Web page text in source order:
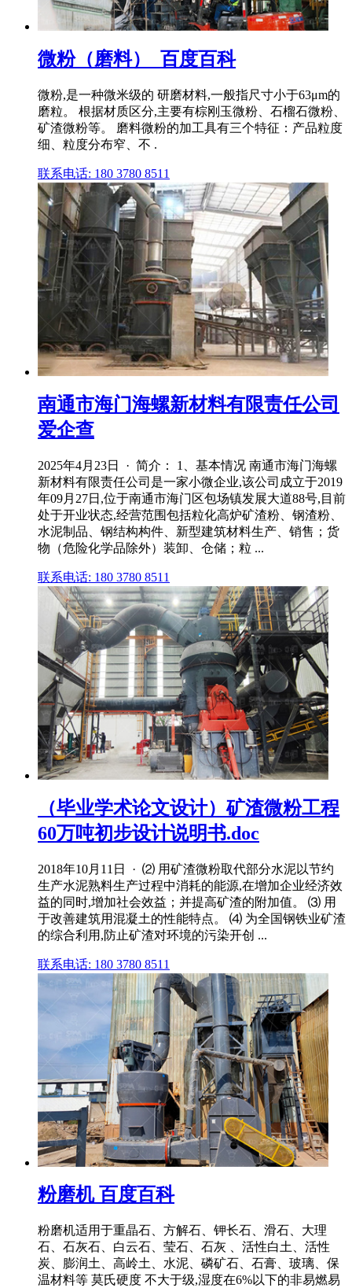
微粉（磨料）_百度百科
微粉,是一种微米级的 研磨材料,一般指尺寸小于63μm的
磨粒。 根据材质区分,主要有棕刚玉微粉、石榴石微粉、
矿渣微粉等。 磨料微粉的加工具有三个特征：产品粒度
细、粒度分布窄、不 .
联系电话: 180 3780 8511
南通市海门海螺新材料有限责任公司
爱企查
2025年4月23日 · 简介： 1、基本情况 南通市海门海螺
新材料有限责任公司是一家小微企业,该公司成立于2019
年09月27日,位于南通市海门区包场镇发展大道88号,目前
处于开业状态,经营范围包括粒化高炉矿渣粉、钢渣粉、
水泥制品、钢结构构件、新型建筑材料生产、销售；货
物（危险化学品除外）装卸、仓储；粒 ...
联系电话: 180 3780 8511
（毕业学术论文设计）矿渣微粉工程
60万吨初步设计说明书.doc
2018年10月11日 · ⑵ 用矿渣微粉取代部分水泥以节约
生产水泥熟料生产过程中消耗的能源,在增加企业经济效
益的同时,增加社会效益；并提高矿渣的附加值。 ⑶ 用
于改善建筑用混凝土的性能特点。 ⑷ 为全国钢铁业矿渣
的综合利用,防止矿渣对环境的污染开创 ...
联系电话: 180 3780 8511
粉磨机 百度百科
粉磨机适用于重晶石、方解石、钾长石、滑石、大理
石、石灰石、白云石、莹石、石灰 、活性白土、活性
炭、膨润土、高岭土、水泥、磷矿石、石膏、玻璃、保
温材料等 莫氏硬度 不大于级,湿度在6%以下的非易燃易